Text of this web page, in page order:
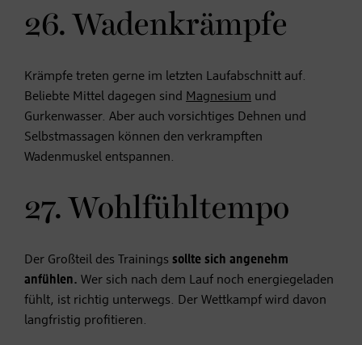
26. Wadenkrämpfe
Krämpfe treten gerne im letzten Laufabschnitt auf.
Beliebte Mittel dagegen sind Magnesium und
Gurkenwasser. Aber auch vorsichtiges Dehnen und
Selbstmassagen können den verkrampften
Wadenmuskel entspannen.
27. Wohlfühltempo
Der Großteil des Trainings sollte sich angenehm
anfühlen. Wer sich nach dem Lauf noch energiegeladen
fühlt, ist richtig unterwegs. Der Wettkampf wird davon
langfristig profitieren.